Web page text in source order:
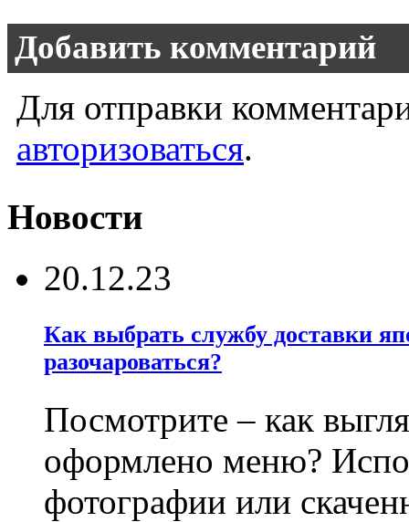
Добавить комментарий
Для отправки
авторизоваться.
Новости
20.12.23
Как выбрать службу доставки
разочароваться?
Посмотрите – как
оформлено меню?
фотографии или